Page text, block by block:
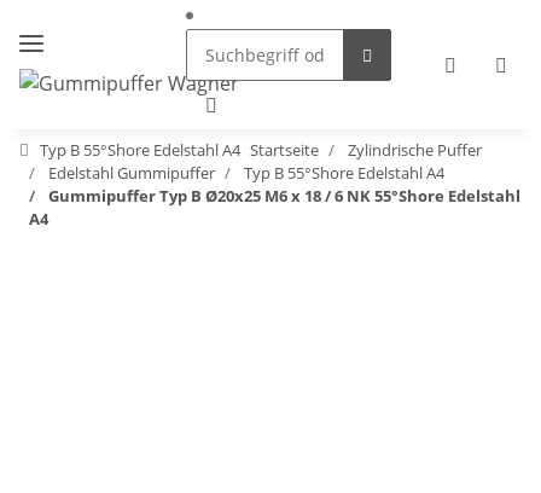
Typ B 55°Shore Edelstahl A4 Startseite
Zylindrische Puffer
Edelstahl Gummipuffer
Typ B 55°Shore Edelstahl A4
Gummipuffer Typ B Ø20x25 M6 x 18 / 6 NK 55°Shore Edelstahl
A4